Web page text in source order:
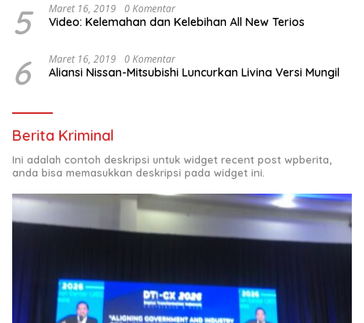
5 Maret 16, 2019 0 Komentar
Video: Kelemahan dan Kelebihan All New Terios
6 Maret 16, 2019 0 Komentar
Aliansi Nissan-Mitsubishi Luncurkan Livina Versi Mungil
Berita Kriminal
Ini adalah contoh deskripsi untuk widget recent post wpberita,
anda bisa memasukkan deskripsi pada widget ini.